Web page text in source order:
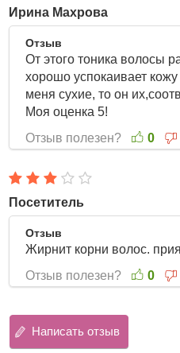
распылить тоник и
раз в день.
Объём: 120 мл
Средства для ухода за
La’dor – это
традиции восточной
средства Lador
первоначальную
восстановлению
стержней, которая
Ирина Махрова
Отзыв
От этого тоника волосы
хорошо успокаивает
меня сухие, то он
Моя оценка 5!
Отзыв полезен?
0
Посетитель
Отзыв
Жирнит корни волос.
Отзыв полезен?
0
Написать отзыв